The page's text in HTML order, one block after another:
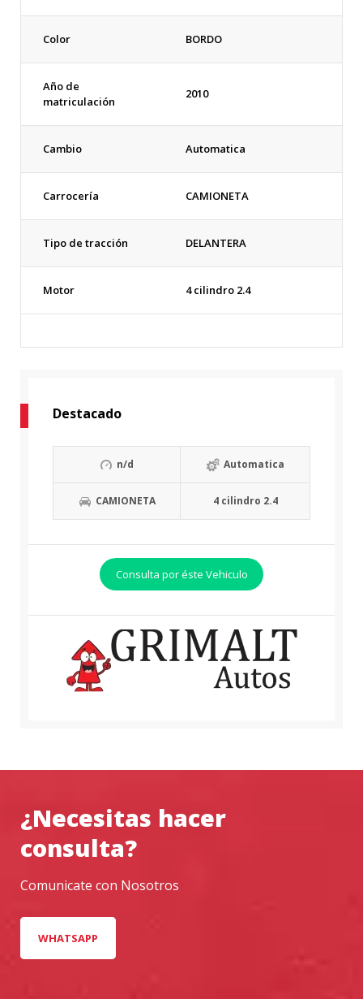
Color BORDO
Año de
matriculación
2010
Cambio Automatica
Carrocería CAMIONETA
Tipo de tracción DELANTERA
Motor 4 cilindro 2.4
Destacado
n/d Automatica
CAMIONETA 4 cilindro 2.4
Consulta por éste Vehiculo
¿Necesitas hacer
consulta?
Comunicate con Nosotros
WHATSAPP